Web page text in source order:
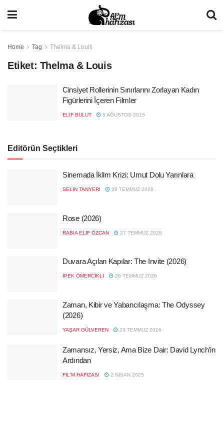
Home Tag Thelma & Louis
Etiket: Thelma & Louis
Cinsiyet Rollerinin Sınırlarını Zorlayan Kadın
Figürlerini İçeren Filmler
ELIF BULUT 5 AĞUSTOS 2015
Editörün Seçtikleri
Sinemada İklim Krizi: Umut Dolu Yarınlara
SELIN TANYERI 29 TEMMUZ 2026
Rose (2026)
RABIA ELIF ÖZCAN 27 TEMMUZ 2026
Duvara Açılan Kapılar: The Invite (2026)
İPEK ÖMERCIKLI 26 TEMMUZ 2026
Zaman, Kibir ve Yabancılaşma: The Odyssey
(2026)
YAŞAR GÜLVEREN 23 TEMMUZ 2026
Zamansız, Yersiz, Ama Bize Dair: David Lynch’in
Ardından
FIL'M HAFIZASI 2 NISAN 2025